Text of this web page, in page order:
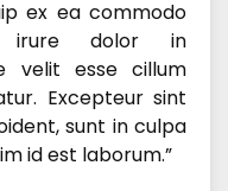
ex ea commodo
irure dolor in
velit esse cillum
Excepteur sint
sunt in culpa
id est laborum.”